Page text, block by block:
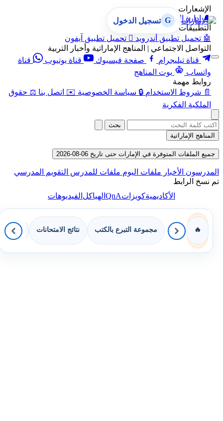
الإشعارات
🔔 إدارة الإشعارات
التطبيقات
🤖 تحميل تطبيق أندرويد  تحميل تطبيق آيفون
التواصل الاجتماعي | المناهج الإماراتية وأخبار التربية
قناة تيليجرام
صفحة فيسبوك قناة يوتيوب
قناة
واتساب
بوت المناهج
روابط مهمة
📄 شروط الاستخدام 🔒 سياسة الخصوصية ✉️ اتصل بنا ⚖️ حقوق
الملكية الفكرية
G تسجيل الدخول
بحث
المناهج الإماراتية
جميع الملفات المتوفرة في الإمارات حتى تاريخ 06-08-2026
المدرسون الأخبار ملفات اليوم ملفات للمدرس التقويم المدرسي
تم نسخ الرابط
الأكاديميةكويزاتQnAالهياكلالفيديوهات
🔥 مجموعة التبرع بالكتب نتائج الامتحانات